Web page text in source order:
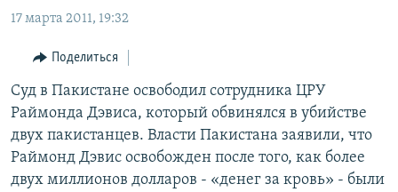
главной
навигации
Вернутся
поиску
ТАДЖИКИСТАН
ҚАЗАҚША
КЫРГЫЗЧА
ЎЗБЕКЧА
ТОҶИКӢ
TÜRKMENÇE
Все сайты РСЕ/РС
17 марта 2011, 19:32
Поделиться
Суд в Пакистане освободил сотрудника ЦРУ
Раймонда Дэвиса, который обвинялся в убийстве
двух пакистанцев. Власти Пакистана заявили, что
Раймонд Дэвис освобожден после того, как более
двух миллионов долларов - «денег за кровь» - были